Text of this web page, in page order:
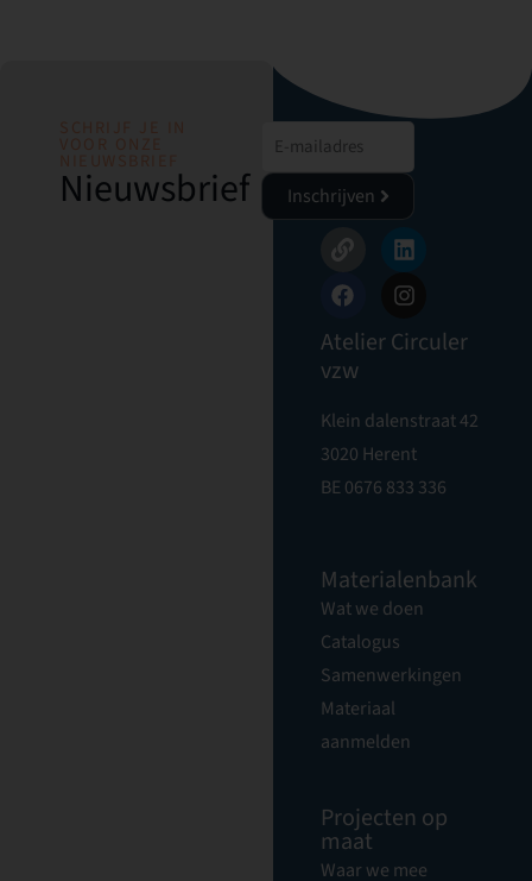
SCHRIJF JE IN
VOOR ONZE
NIEUWSBRIEF
Nieuwsbrief Inschrijven
Atelier Circuler
vzw
Klein dalenstraat 42
3020 Herent
BE 0676 833 336
Materialenbank
Wat we doen
Catalogus
Samenwerkingen
Materiaal
aanmelden
Projecten op
maat
Waar we mee